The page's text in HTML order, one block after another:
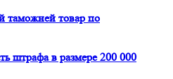
таможней товар по
штрафа в размере 200 000